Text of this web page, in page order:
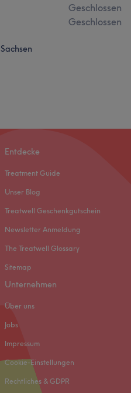
Geschlossen
Geschlossen
Sachsen
Entdecke
Treatment Guide
Unser Blog
Treatwell Geschenkgutschein
Newsletter Anmeldung
The Treatwell Glossary
Sitemap
Unternehmen
Über uns
Jobs
Impressum
Cookie-Einstellungen
Rechtliches & GDPR